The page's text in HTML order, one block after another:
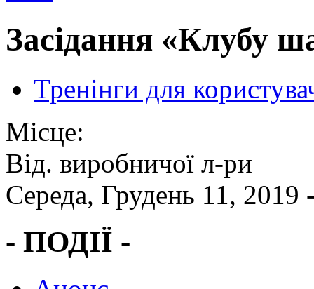
Засідання «Клубу
Тренінги для
Місце:
Від. виробничої л-ри
Середа, Грудень 11, 2019
- ПОДІЇ -